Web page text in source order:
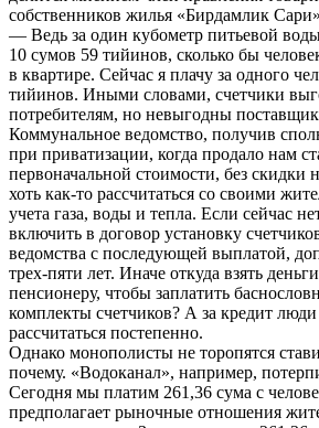
собственников жилья «Бирдамлик
— Ведь за один кубометр питьевой воды
10 сумов 59 тийинов, сколько бы
в квартире. Сейчас я плачу за одного
тийинов. Иными словами, счетчики
потребителям, но невыгодны
Коммунальное ведомство, получив
при приватизации, когда продало нам
первоначальной стоимости, без скидки
хоть как-то рассчитаться со своими
учета газа, воды и тепла. Если сейчас
включить в договор установку
ведомства с последующей выплатой,
трех-пяти лет. Иначе откуда взять
пенсионеру, чтобы заплатить
комплекты счетчиков? А за кредит
рассчитаться постепенно.
Однако монополисты не торопятся
почему. «Водоканал», например,
Сегодня мы платим 261,36 сума с
предполагает рыночные отношения